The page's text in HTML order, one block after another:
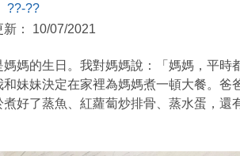
??-??
新： 10/07/2021
媽媽的生日。我對媽媽說：「媽媽， 平時
和妹妹決定在家裡為媽媽煮一頓大餐。
煮好了蒸魚、紅蘿蔔炒排骨、蒸水蛋，